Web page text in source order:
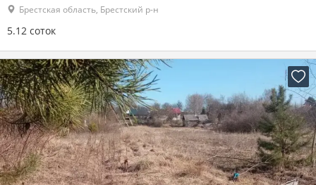
Брестская область, Брестский р-н
5.12 соток